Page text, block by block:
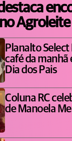
Planalto
café da manhã
Dia dos Pais
Coluna RC
de Manoela